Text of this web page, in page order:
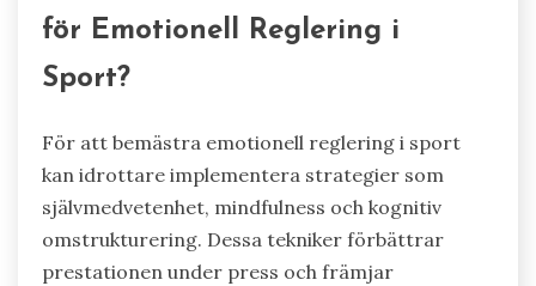
för Emotionell Reglering i
Sport?
För att bemästra emotionell reglering i sport
kan idrottare implementera strategier som
självmedvetenhet, mindfulness och kognitiv
omstrukturering. Dessa tekniker förbättrar
prestationen under press och främjar